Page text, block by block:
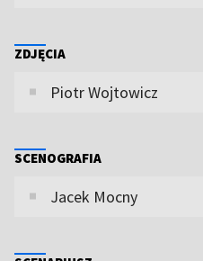
ZDJĘCIA
Piotr Wojtowicz
SCENOGRAFIA
Jacek Mocny